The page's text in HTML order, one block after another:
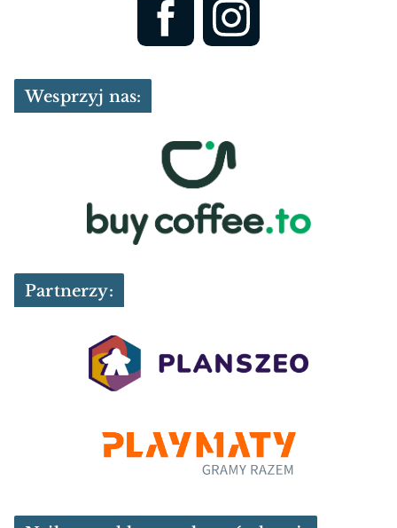
Wesprzyj nas:
Partnerzy: